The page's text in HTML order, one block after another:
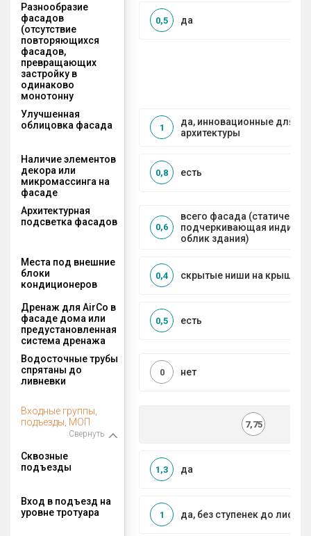
Разнообразие
фасадов
(отсутствие
повторяющихся
фасадов,
превращающих
застройку в
одинаково
монотонну
да
0,5
Улучшенная
облицовка фасада
да, инновационные для
архитектуры
1
Наличие элементов
декора или
микромассинга на
фасаде
есть
0,8
Архитектурная
подсветка фасадов
всего фасада
подчеркивающая
облик здания)
0,6
Места под внешние
блоки
кондиционеров
скрытые ниши на крыше,
0,4
Дренаж для AirCo в
фасаде дома или
предустановленная
система дренажа
есть
0,5
Водосточные трубы
спрятаны до
ливневки
нет
0
Входные группы,
подъезды, МОП
Свернуть
7,75
Сквозные
подъезды
да
1,3
Вход в подъезд на
уровне тротуара
да, без ступенек до лифта
1